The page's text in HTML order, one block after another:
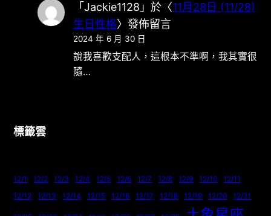
「 Jackie1128 」於〈11月28日 (11/28)
生日性格〉發佈留言
2024 年 6 月 30 日
說我喜歡支配人，這根本不準啊，我其實很
隨…
標籤雲
12/1 12/2 12/3 12/4 12/5 12/6 12/7 12/8 12/9 12/10
12/11
12/12
12/13 12/14 12/15 12/16 12/17 12/18 12/19 12/20 12/21